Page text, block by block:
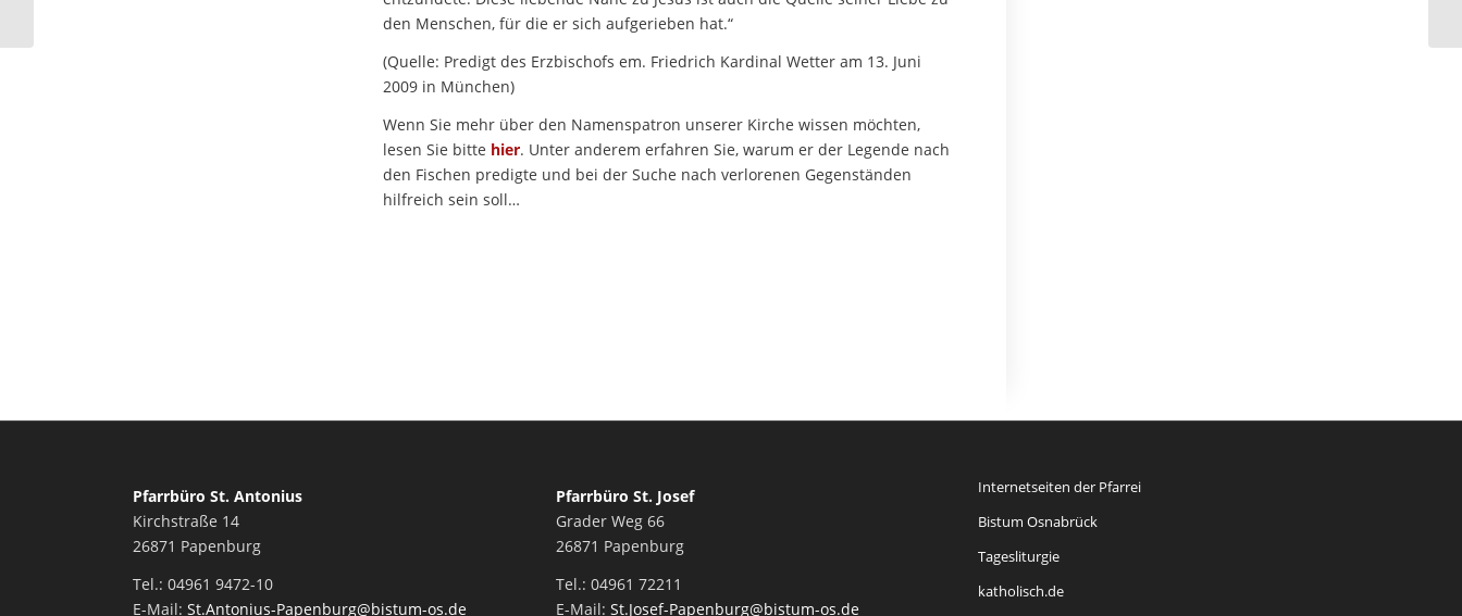
den Menschen, für die er sich aufgerieben hat.“
(Quelle: Predigt des Erzbischofs em. Friedrich Kardinal Wetter am 13. Juni
2009 in München)
Wenn Sie mehr über den Namenspatron unserer Kirche wissen möchten,
lesen Sie bitte hier. Unter anderem erfahren Sie, warum er der Legende nach
den Fischen predigte und bei der Suche nach verlorenen Gegenständen
hilfreich sein soll…
Pfarrbüro St. Antonius
Kirchstraße 14
26871 Papenburg
Tel.: 04961 9472-10
E-Mail: St.Antonius-Papenburg@bistum-os.de
Pfarrbüro St. Josef
Grader Weg 66
26871 Papenburg
Tel.: 04961 72211
E-Mail: St.Josef-Papenburg@bistum-os.de
Internetseiten der Pfarrei
Bistum Osnabrück
Tagesliturgie
katholisch.de